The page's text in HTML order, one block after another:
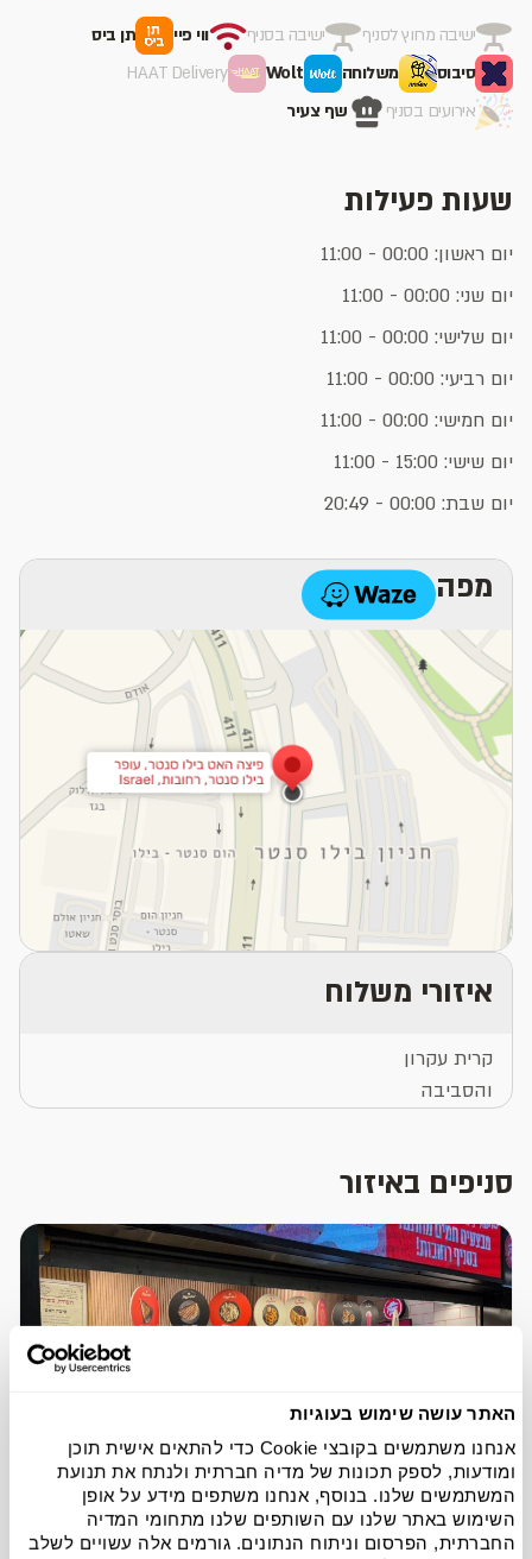
האתר עושה שימוש בעוגיות
אנחנו משתמשים בקובצי Cookie כדי להתאים אישית תוכן
ומודעות, לספק תכונות של מדיה חברתית ולנתח את תנועת
המשתמשים שלנו. בנוסף, אנחנו משתפים מידע על אופן
השימוש באתר שלנו עם השותפים שלנו מתחומי המדיה
החברתית, הפרסום וניתוח הנתונים. גורמים אלה עשויים לשלב
ישיבה מחוץ לסניף ישיבה בסניף ווי פיי
תן ביס
סיבוס
משלוחה Wolt
HAAT Delivery
אירועים בסניף
שף צעיר
שעות פעילות
יום ראשון: 00:00 - 11:00
יום שני: 00:00 - 11:00
יום שלישי: 00:00 - 11:00
יום רביעי: 00:00 - 11:00
יום חמישי: 00:00 - 11:00
יום שישי: 15:00 - 11:00
יום שבת: 00:00 - 20:49
מפה
איזורי משלוח
קרית עקרון
והסביבה
סניפים באיזור